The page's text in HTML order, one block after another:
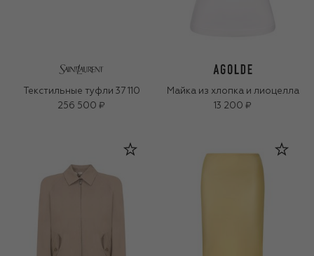
Текстильные туфли 37 110
256 500 ₽
Майка из хлопка и лиоцелла
13 200 ₽